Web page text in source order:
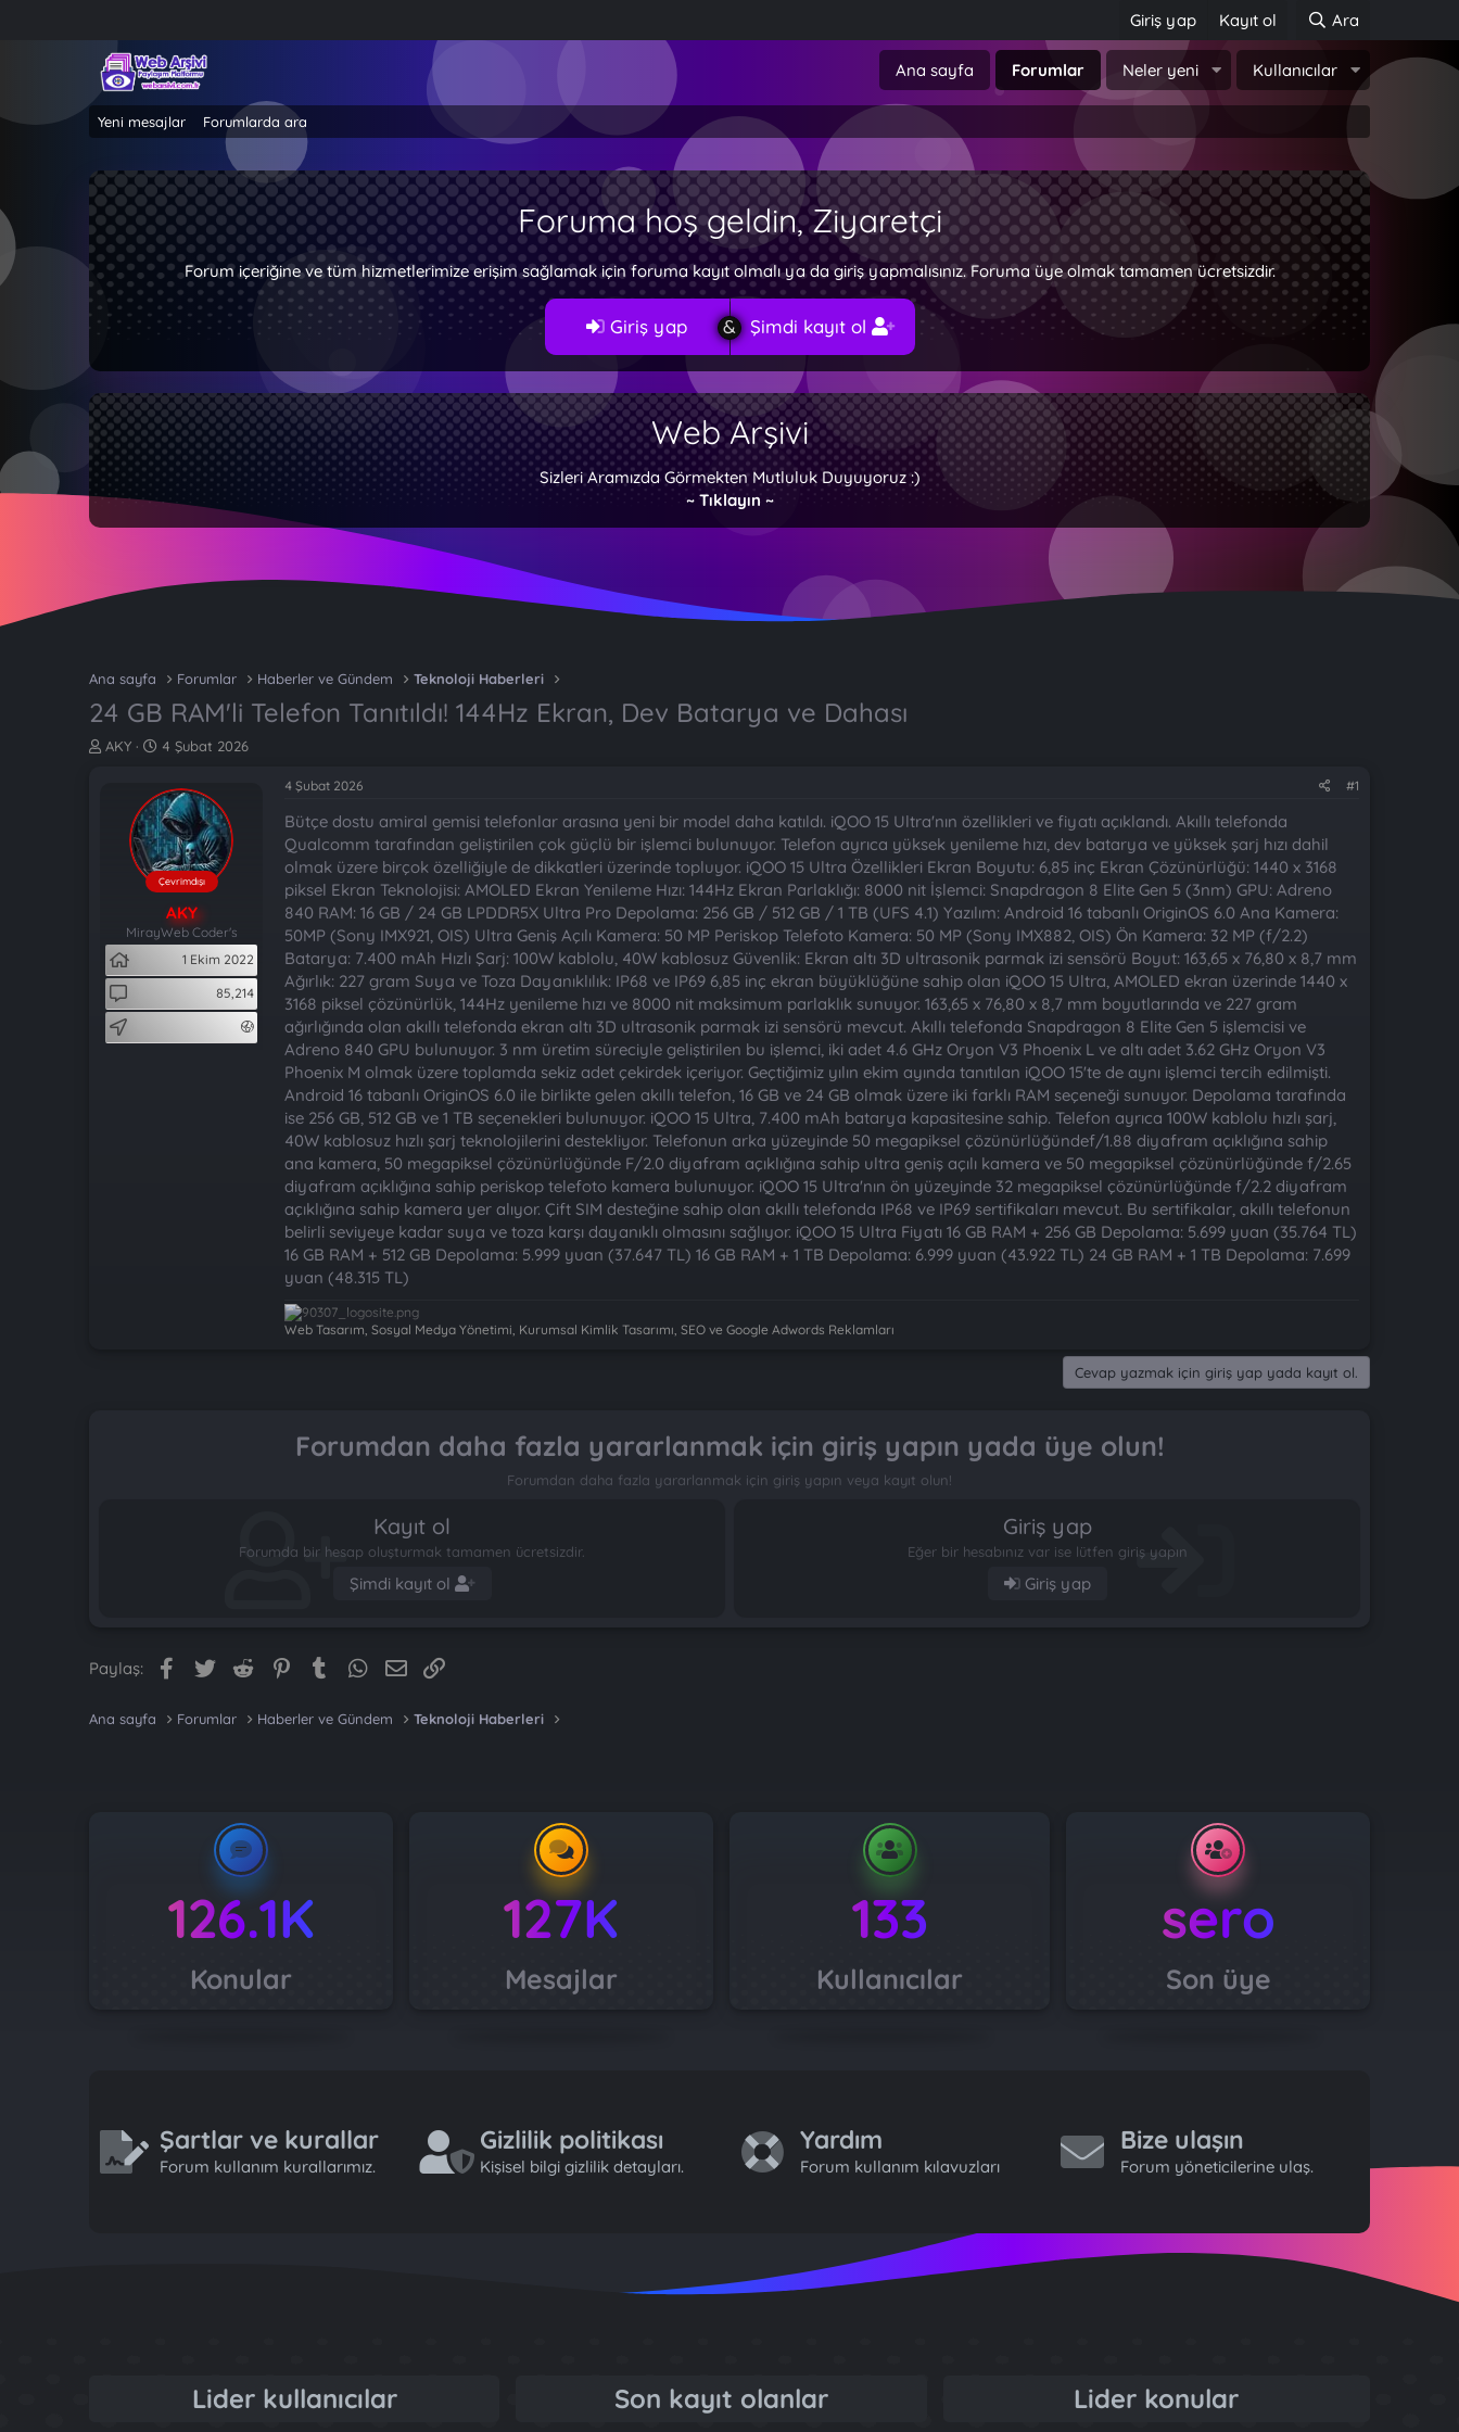
Giriş yap Kayıt ol Ara
Ana sayfa Forumlar Neler yeni Kullanıcılar
Yeni mesajlar Forumlarda ara
Foruma hoş geldin, Ziyaretçi
Forum içeriğine ve tüm hizmetlerimize erişim sağlamak için foruma kayıt olmalı ya da giriş yapmalısınız. Foruma üye olmak tamamen ücretsizdir.
Giriş yap Şimdi kayıt ol
Web Arşivi
Sizleri Aramızda Görmekten Mutluluk Duyuyoruz :)
~ Tıklayın ~
Ana sayfa Forumlar Haberler ve Gündem Teknoloji Haberleri
24 GB RAM'li Telefon Tanıtıldı! 144Hz Ekran, Dev Batarya ve Dahası
K
a
t
a
n
AKY
B
l
a
n
g
ı
a
i
4 Şubat 2026
Çevrimdışı
AKY
MirayWeb Coder's
1 Ekim 2022
85,214
4 Şubat 2026 #1
Bütçe dostu amiral gemisi telefonlar arasına yeni bir model daha katıldı. iQOO 15 Ultra'nın özellikleri ve fiyatı açıklandı. Akıllı telefonda
Qualcomm tarafından geliştirilen çok güçlü bir işlemci bulunuyor. Telefon ayrıca yüksek yenileme hızı, dev batarya ve yüksek şarj hızı dahil
olmak üzere birçok özelliğiyle de dikkatleri üzerinde topluyor. iQOO 15 Ultra Özellikleri Ekran Boyutu: 6,85 inç Ekran Çözünürlüğü: 1440 x 3168
piksel Ekran Teknolojisi: AMOLED Ekran Yenileme Hızı: 144Hz Ekran Parlaklığı: 8000 nit İşlemci: Snapdragon 8 Elite Gen 5 (3nm) GPU: Adreno
840 RAM: 16 GB / 24 GB LPDDR5X Ultra Pro Depolama: 256 GB / 512 GB / 1 TB (UFS 4.1) Yazılım: Android 16 tabanlı OriginOS 6.0 Ana Kamera:
50MP (Sony IMX921, OIS) Ultra Geniş Açılı Kamera: 50 MP Periskop Telefoto Kamera: 50 MP (Sony IMX882, OIS) Ön Kamera: 32 MP (f/2.2)
Batarya: 7.400 mAh Hızlı Şarj: 100W kablolu, 40W kablosuz Güvenlik: Ekran altı 3D ultrasonik parmak izi sensörü Boyut: 163,65 x 76,80 x 8,7 mm
Ağırlık: 227 gram Suya ve Toza Dayanıklılık: IP68 ve IP69 6,85 inç ekran büyüklüğüne sahip olan iQOO 15 Ultra, AMOLED ekran üzerinde 1440 x
3168 piksel çözünürlük, 144Hz yenileme hızı ve 8000 nit maksimum parlaklık sunuyor. 163,65 x 76,80 x 8,7 mm boyutlarında ve 227 gram
ağırlığında olan akıllı telefonda ekran altı 3D ultrasonik parmak izi sensörü mevcut. Akıllı telefonda Snapdragon 8 Elite Gen 5 işlemcisi ve
Adreno 840 GPU bulunuyor. 3 nm üretim süreciyle geliştirilen bu işlemci, iki adet 4.6 GHz Oryon V3 Phoenix L ve altı adet 3.62 GHz Oryon V3
Phoenix M olmak üzere toplamda sekiz adet çekirdek içeriyor. Geçtiğimiz yılın ekim ayında tanıtılan iQOO 15'te de aynı işlemci tercih edilmişti.
Android 16 tabanlı OriginOS 6.0 ile birlikte gelen akıllı telefon, 16 GB ve 24 GB olmak üzere iki farklı RAM seçeneği sunuyor. Depolama tarafında
ise 256 GB, 512 GB ve 1 TB seçenekleri bulunuyor. iQOO 15 Ultra, 7.400 mAh batarya kapasitesine sahip. Telefon ayrıca 100W kablolu hızlı şarj,
40W kablosuz hızlı şarj teknolojilerini destekliyor. Telefonun arka yüzeyinde 50 megapiksel çözünürlüğündef/1.88 diyafram açıklığına sahip
ana kamera, 50 megapiksel çözünürlüğünde F/2.0 diyafram açıklığına sahip ultra geniş açılı kamera ve 50 megapiksel çözünürlüğünde f/2.65
diyafram açıklığına sahip periskop telefoto kamera bulunuyor. iQOO 15 Ultra'nın ön yüzeyinde 32 megapiksel çözünürlüğünde f/2.2 diyafram
açıklığına sahip kamera yer alıyor. Çift SIM desteğine sahip olan akıllı telefonda IP68 ve IP69 sertifikaları mevcut. Bu sertifikalar, akıllı telefonun
belirli seviyeye kadar suya ve toza karşı dayanıklı olmasını sağlıyor. iQOO 15 Ultra Fiyatı 16 GB RAM + 256 GB Depolama: 5.699 yuan (35.764 TL)
16 GB RAM + 512 GB Depolama: 5.999 yuan (37.647 TL) 16 GB RAM + 1 TB Depolama: 6.999 yuan (43.922 TL) 24 GB RAM + 1 TB Depolama: 7.699
yuan (48.315 TL)
Web Tasarım, Sosyal Medya Yönetimi, Kurumsal Kimlik Tasarımı, SEO ve Google Adwords Reklamları
Cevap yazmak için giriş yap yada kayıt ol.
Forumdan daha fazla yararlanmak için giriş yapın yada üye olun!
Forumdan daha fazla yararlanmak için giriş yapın veya kayıt olun!
Kayıt ol
Forumda bir hesap oluşturmak tamamen ücretsizdir.
Şimdi kayıt ol
Giriş yap
Eğer bir hesabınız var ise lütfen giriş yapın
Giriş yap
Paylaş: Facebook
Twitter Reddit PinterestTumblrWhatsApp
E-posta
Ana sayfa Forumlar Haberler ve Gündem Teknoloji Haberleri
126.1K
Konular
127K
Mesajlar
133
Kullanıcılar
sero
Son üye
Şartlar ve kurallar
Forum kullanım kurallarımız.
Gizlilik politikası
Kişisel bilgi gizlilik detayları.
Yardım
Forum kullanım kılavuzları
Bize ulaşın
Forum yöneticilerine ulaş.
Lider kullanıcılar Son kayıt olanlar Lider konular